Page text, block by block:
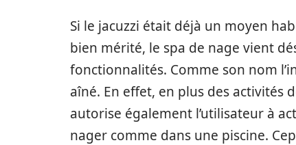
Si le jacuzzi était déjà un moyen
bien mérité, le spa de nage vient
fonctionnalités. Comme son nom
aîné. En effet, en plus des activités
autorise également l’utilisateur à
nager comme dans une piscine.